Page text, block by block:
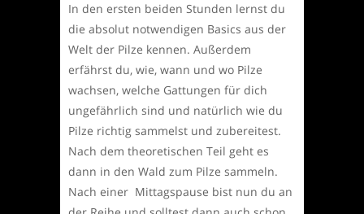
In den ersten beiden Stunden lernst du
die absolut notwendigen Basics aus der
Welt der Pilze kennen. Außerdem
erfährst du, wie, wann und wo Pilze
wachsen, welche Gattungen für dich
ungefährlich sind und natürlich wie du
Pilze richtig sammelst und zubereitest.
Nach dem theoretischen Teil geht es
dann in den Wald zum Pilze sammeln.
Nach einer Mittagspause bist nun du an